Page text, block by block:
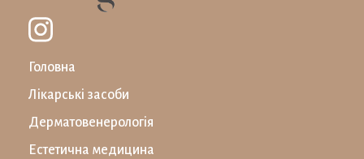
Головна
Лікарські засоби
Дерматовенерологія
Естетична медицина